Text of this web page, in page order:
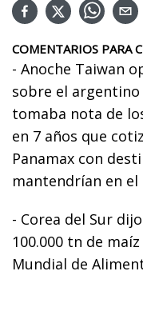
COMENTARIOS PARA
- Anoche Taiwan
sobre el argentino
tomaba nota de
en 7 años que
Panamax con
mantendrían en
- Corea del Sur
100.000 tn de
Mundial de